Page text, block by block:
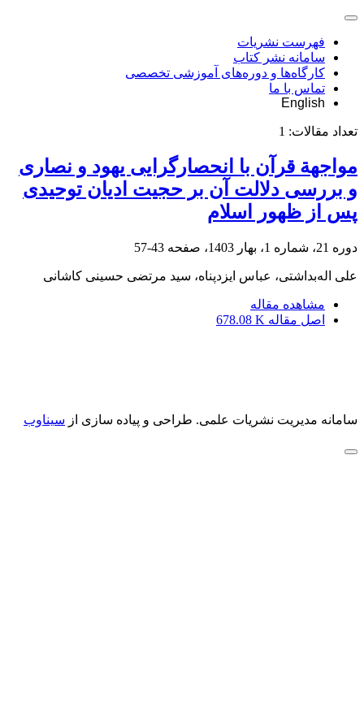
فهرست نشریات
سامانه نشر کتاب
کارگاه‌ها و دوره‌های آموزشی تخصصی
تماس با ما
English
تعداد مقالات: 1
مواجهة قرآن با انحصارگرایی یهود و نصاری
و بررسی دلالت آن بر حجیت ادیان توحیدی
پس از ظهور اسلام
دوره 21، شماره 1، بهار 1403، صفحه 43-57
علی اله‌بداشتی، عباس ایزدپناه، سید مرتضی حسینی کاشانی
مشاهده مقاله
اصل مقاله 678.08 K
سامانه مدیریت نشریات علمی. طراحی و پیاده سازی از سیناوب